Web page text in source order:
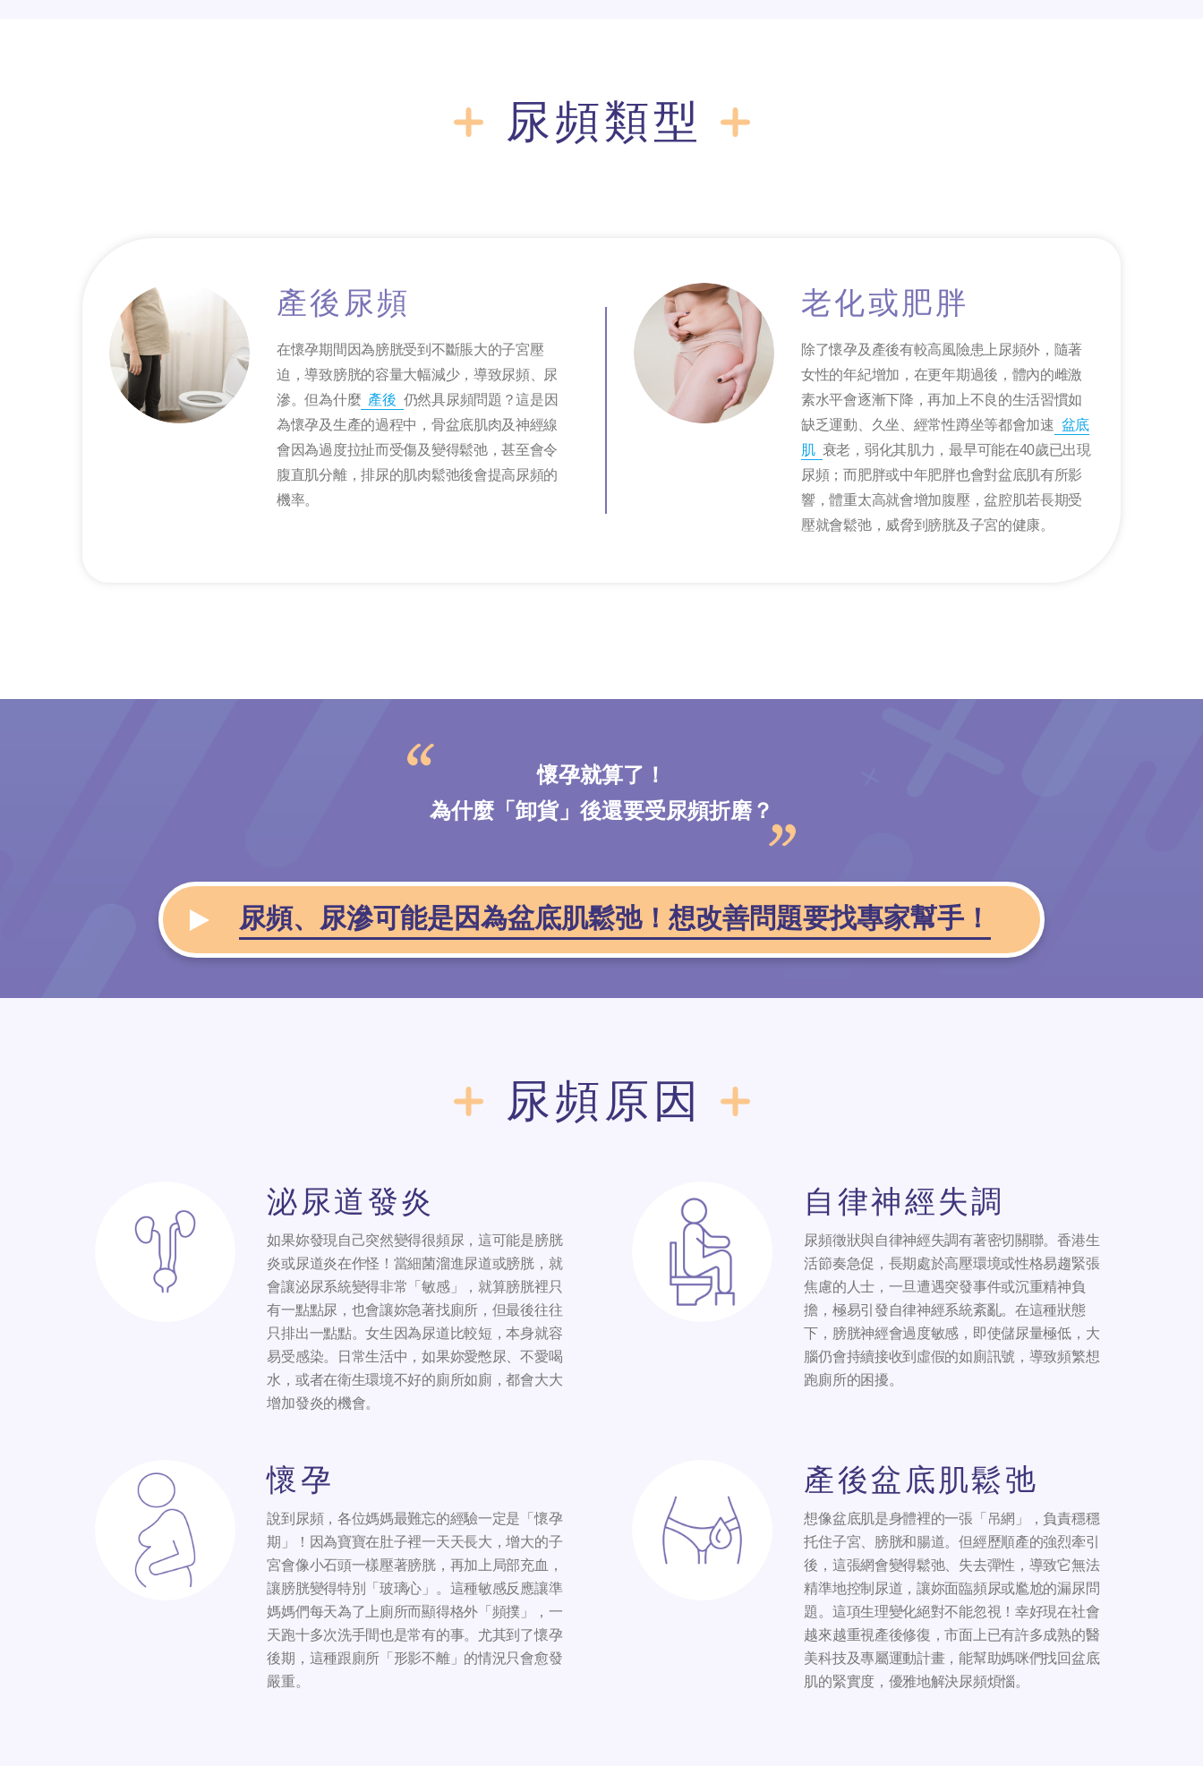
尿頻類型
產後尿頻
在懷孕期間因為膀胱受到不斷脹大的子宮壓
迫，導致膀胱的容量大幅減少，導致尿頻、尿
滲。但為什麼 產後 仍然具尿頻問題？這是因
為懷孕及生產的過程中，骨盆底肌肉及神經線
會因為過度拉扯而受傷及變得鬆弛，甚至會令
腹直肌分離，排尿的肌肉鬆弛後會提高尿頻的
機率。
老化或肥胖
除了懷孕及產後有較高風險患上尿頻外，隨著
女性的年紀增加，在更年期過後，體內的雌激
素水平會逐漸下降，再加上不良的生活習慣如
缺乏運動、久坐、經常性蹲坐等都會加速 盆底
肌 衰老，弱化其肌力，最早可能在40歲已出現
尿頻；而肥胖或中年肥胖也會對盆底肌有所影
響，體重太高就會增加腹壓，盆腔肌若長期受
壓就會鬆弛，威脅到膀胱及子宮的健康。
懷孕就算了！
為什麼「卸貨」後還要受尿頻折磨？
尿頻、尿滲可能是因為盆底肌鬆弛！想改善問題要找專家幫手！
尿頻原因
泌尿道發炎
如果妳發現自己突然變得很頻尿，這可能是膀胱
炎或尿道炎在作怪！當細菌溜進尿道或膀胱，就
會讓泌尿系統變得非常「敏感」，就算膀胱裡只
有一點點尿，也會讓妳急著找廁所，但最後往往
只排出一點點。女生因為尿道比較短，本身就容
易受感染。日常生活中，如果妳愛憋尿、不愛喝
水，或者在衛生環境不好的廁所如廁，都會大大
增加發炎的機會。
自律神經失調
尿頻徵狀與自律神經失調有著密切關聯。香港生
活節奏急促，長期處於高壓環境或性格易趨緊張
焦慮的人士，一旦遭遇突發事件或沉重精神負
擔，極易引發自律神經系統紊亂。在這種狀態
下，膀胱神經會過度敏感，即使儲尿量極低，大
腦仍會持續接收到虛假的如廁訊號，導致頻繁想
跑廁所的困擾。
懷孕
說到尿頻，各位媽媽最難忘的經驗一定是「懷孕
期」！因為寶寶在肚子裡一天天長大，增大的子
宮會像小石頭一樣壓著膀胱，再加上局部充血，
讓膀胱變得特別「玻璃心」。這種敏感反應讓準
媽媽們每天為了上廁所而顯得格外「頻撲」，一
天跑十多次洗手間也是常有的事。尤其到了懷孕
後期，這種跟廁所「形影不離」的情況只會愈發
嚴重。
產後盆底肌鬆弛
想像盆底肌是身體裡的一張「吊網」，負責穩穩
托住子宮、膀胱和腸道。但經歷順產的強烈牽引
後，這張網會變得鬆弛、失去彈性，導致它無法
精準地控制尿道，讓妳面臨頻尿或尷尬的漏尿問
題。這項生理變化絕對不能忽視！幸好現在社會
越來越重視產後修復，市面上已有許多成熟的醫
美科技及專屬運動計畫，能幫助媽咪們找回盆底
肌的緊實度，優雅地解決尿頻煩惱。